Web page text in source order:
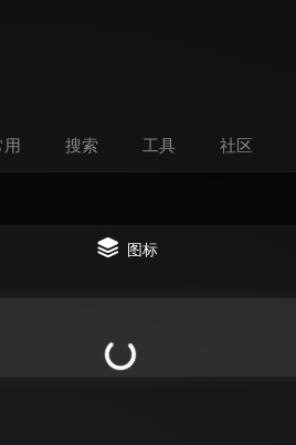
用 搜索 工具 社区
图标